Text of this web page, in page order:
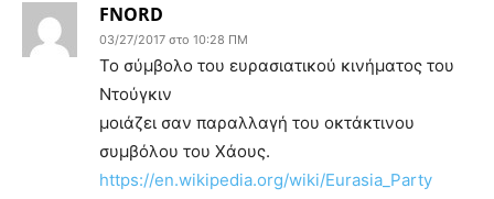
FNORD
03/27/2017 στο 10:28 ΠΜ
Το σύμβολο του ευρασιατικού κινήματος του
Ντούγκιν
μοιάζει σαν παραλλαγή του οκτάκτινου
συμβόλου του Χάους.
https://en.wikipedia.org/wiki/Eurasia_Party